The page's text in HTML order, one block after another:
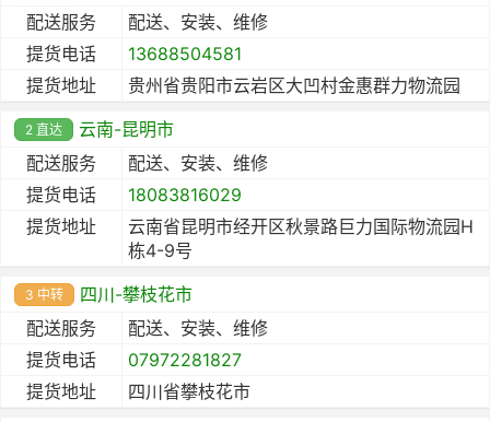
配送服务
配送、安装、维修
提货电话
13688504581
提货地址
贵州省贵阳市云岩区大凹村金惠群力物流园
2 直达
云南-昆明市
配送服务
配送、安装、维修
提货电话
18083816029
提货地址
云南省昆明市经开区秋景路巨力国际物流园H
栋4-9号
3 中转
四川-攀枝花市
配送服务
配送、安装、维修
提货电话
07972281827
提货地址
四川省攀枝花市